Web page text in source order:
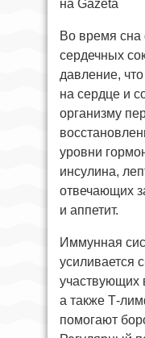
на Gazeta
Во время сна
сердечных
давление,
на сердце и
организму
уровни
инсулина,
отвечающих
и аппетит.
Иммунная
усиливается
участвующих
а также Т-
помогают